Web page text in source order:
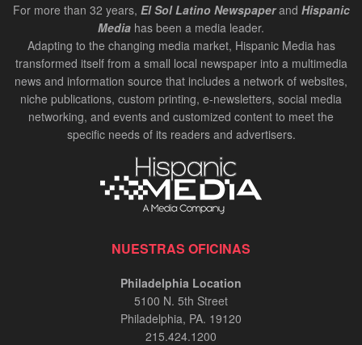
For more than 32 years, El Sol Latino Newspaperand Hispanic
Media has been a media leader.
Adapting to the changing media market, Hispanic Media has
transformed itself from a small local newspaper into a multimedia
news and information source that includes a network of websites,
niche publications, custom printing, e-newsletters, social media
networking, and events and customized content to meet the
specific needs of its readers and advertisers.
NUESTRAS OFICINAS
Philadelphia Location
5100 N. 5th Street
Philadelphia, PA. 19120
215.424.1200